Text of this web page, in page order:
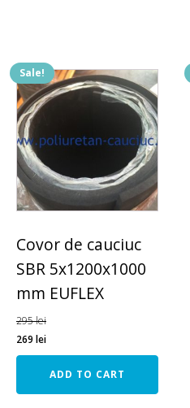
Sale!
Covor de cauciuc
SBR 5x1200x1000
mm EUFLEX
295lei
269 lei
ADD TO CART